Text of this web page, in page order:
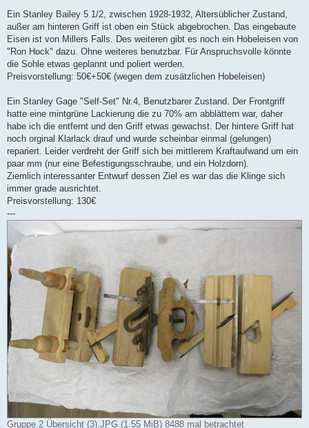
Ein Stanley Bailey 5 1/2, zwischen 1928-1932, Altersüblicher Zustand,
außer am hinteren Griff ist oben ein Stück abgebrochen. Das eingebaute
Eisen ist von Millers Falls. Des weiteren gibt es noch ein Hobeleisen von
"Ron Hock" dazu. Ohne weiteres benutzbar. Für Anspruchsvolle könnte
die Sohle etwas geplannt und poliert werden.
Preisvorstellung: 50€+50€ (wegen dem zusätzlichen Hobeleisen)
Ein Stanley Gage "Self-Set" Nr.4, Benutzbarer Zustand. Der Frontgriff
hatte eine mintgrüne Lackierung die zu 70% am abblättern war, daher
habe ich die entfernt und den Griff etwas gewachst. Der hintere Griff hat
noch orginal Klarlack drauf und wurde scheinbar einmal (gelungen)
repariert. Leider verdreht der Griff sich bei mittlerem Kraftaufwand um ein
paar mm (nur eine Befestigungsschraube, und ein Holzdorn).
Ziemlich interessanter Entwurf dessen Ziel es war das die Klinge sich
immer grade ausrichtet.
Preisvorstellung: 130€
---
Gruppe 2 Übersicht (3).JPG (1.55 MiB) 8488 mal betrachtet